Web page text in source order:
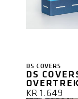
DS COVERS
DS
KR 1.649